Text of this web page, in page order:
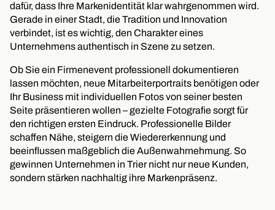
dafür, dass Ihre Markenidentität klar wahrgenommen wird.
Gerade in einer Stadt, die Tradition und Innovation
verbindet, ist es wichtig, den Charakter eines
Unternehmens authentisch in Szene zu setzen.
Ob Sie ein Firmenevent professionell dokumentieren
lassen möchten, neue Mitarbeiterportraits benötigen oder
Ihr Business mit individuellen Fotos von seiner besten
Seite präsentieren wollen – gezielte Fotografie sorgt für
den richtigen ersten Eindruck. Professionelle Bilder
schaffen Nähe, steigern die Wiedererkennung und
beeinflussen maßgeblich die Außenwahrnehmung. So
gewinnen Unternehmen in Trier nicht nur neue Kunden,
sondern stärken nachhaltig ihre Markenpräsenz.